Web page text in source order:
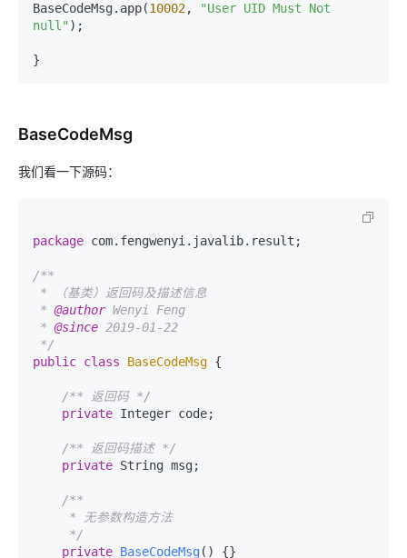
BaseCodeMsg.app(10002,
"User UID Must Not
null" );
}
BaseCodeMsg
我们看一下源码：
package com.fengwenyi.javalib.result;
/**
* @author Wenyi Feng
* @since 2019-01-22
*/
public class BaseCodeMsg {
/** 返回码 */
private Integer code;
/** 返回码描述 */
private String msg;
/**
     */
private BaseCodeMsg () {}